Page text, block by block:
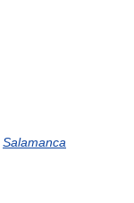
Salamanca